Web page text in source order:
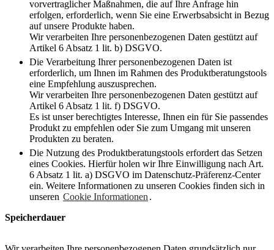
vorvertraglicher Maßnahmen, die auf Ihre Anfrage hin
erfolgen, erforderlich, wenn Sie eine Erwerbsabsicht in Bezug
auf unsere Produkte haben.
Wir verarbeiten Ihre personenbezogenen Daten gestützt auf
Artikel 6 Absatz 1 lit. b) DSGVO.
Die Verarbeitung Ihrer personenbezogenen Daten ist
erforderlich, um Ihnen im Rahmen des Produktberatungstools
eine Empfehlung auszusprechen.
Wir verarbeiten Ihre personenbezogenen Daten gestützt auf
Artikel 6 Absatz 1 lit. f) DSGVO.
Es ist unser berechtigtes Interesse, Ihnen ein für Sie passendes
Produkt zu empfehlen oder Sie zum Umgang mit unseren
Produkten zu beraten.
Die Nutzung des Produktberatungstools erfordert das Setzen
eines Cookies. Hierfür holen wir Ihre Einwilligung nach Art.
6 Absatz 1 lit. a) DSGVO im Datenschutz-Präferenz-Center
ein. Weitere Informationen zu unseren Cookies finden sich in
unseren Cookie Informationen .
Speicherdauer